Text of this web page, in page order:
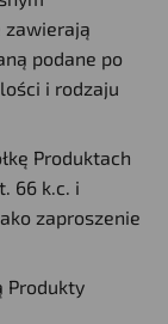
zawierają
podane po
i rodzaju
Produktach
66 k.c. i
zaproszenie
Produkty